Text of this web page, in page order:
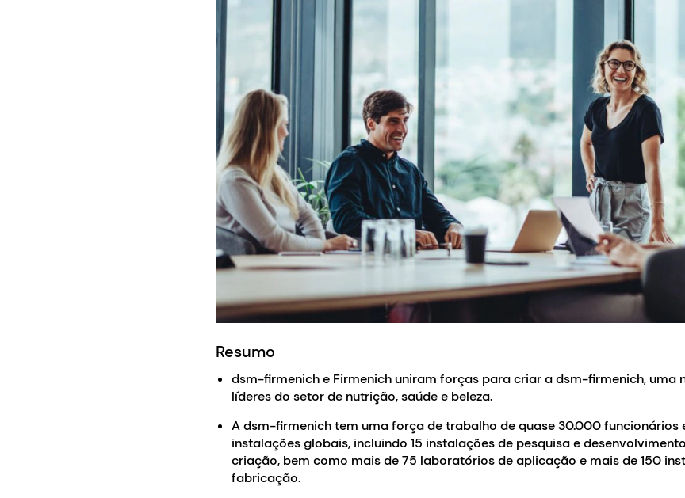
Resumo
dsm-firmenich e Firmenich uniram forças para criar a dsm-firmenich, uma
líderes do setor de nutrição, saúde e beleza.
A dsm-firmenich tem uma força de trabalho de quase 30.000 funcionários
instalações globais, incluindo 15 instalações de pesquisa e
criação, bem como mais de 75 laboratórios de aplicação e mais de 150
fabricação.